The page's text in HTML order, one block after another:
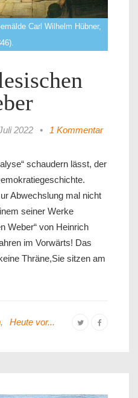
Carl Wilhelm Hübner,
2022 • 1 Kommentar
schaudern lässt, der
Abwechslung mal nicht
seiner Werke
Weber“ von Heinrich
im Vorwärts! Das
Thräne,Sie sitzen am
, Heute vor...